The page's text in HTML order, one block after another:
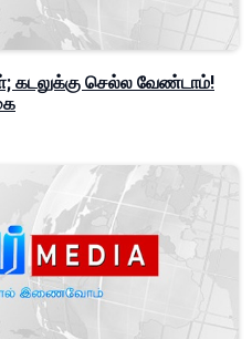
கடலுக்கு செல்ல வேண்டாம்!